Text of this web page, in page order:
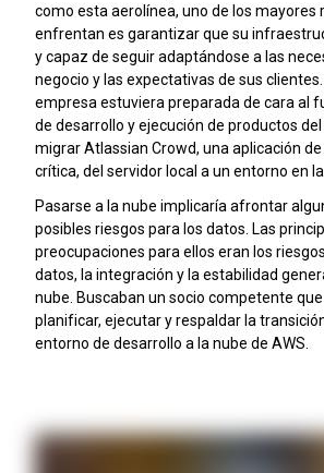
como esta aerolínea, uno de los mayores
enfrentan es garantizar que su
y capaz de seguir adaptándose a las
negocio y las expectativas de sus
empresa estuviera preparada de cara al
de desarrollo y ejecución de productos
migrar Atlassian Crowd, una aplicación
crítica, del servidor local a un entorno en la
Pasarse a la nube implicaría afrontar
posibles riesgos para los datos. Las
preocupaciones para ellos eran los
datos, la integración y la estabilidad
nube. Buscaban un socio competente
planificar, ejecutar y respaldar la
entorno de desarrollo a la nube de AWS.